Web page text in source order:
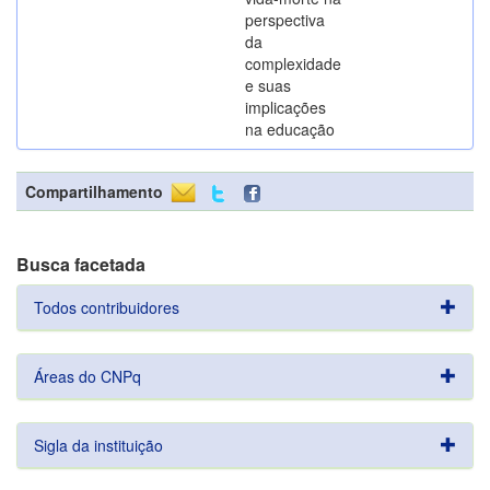
perspectiva
da
complexidade
e suas
implicações
na educação
Compartilhamento
Busca facetada
Todos contribuidores
Áreas do CNPq
Sigla da instituição